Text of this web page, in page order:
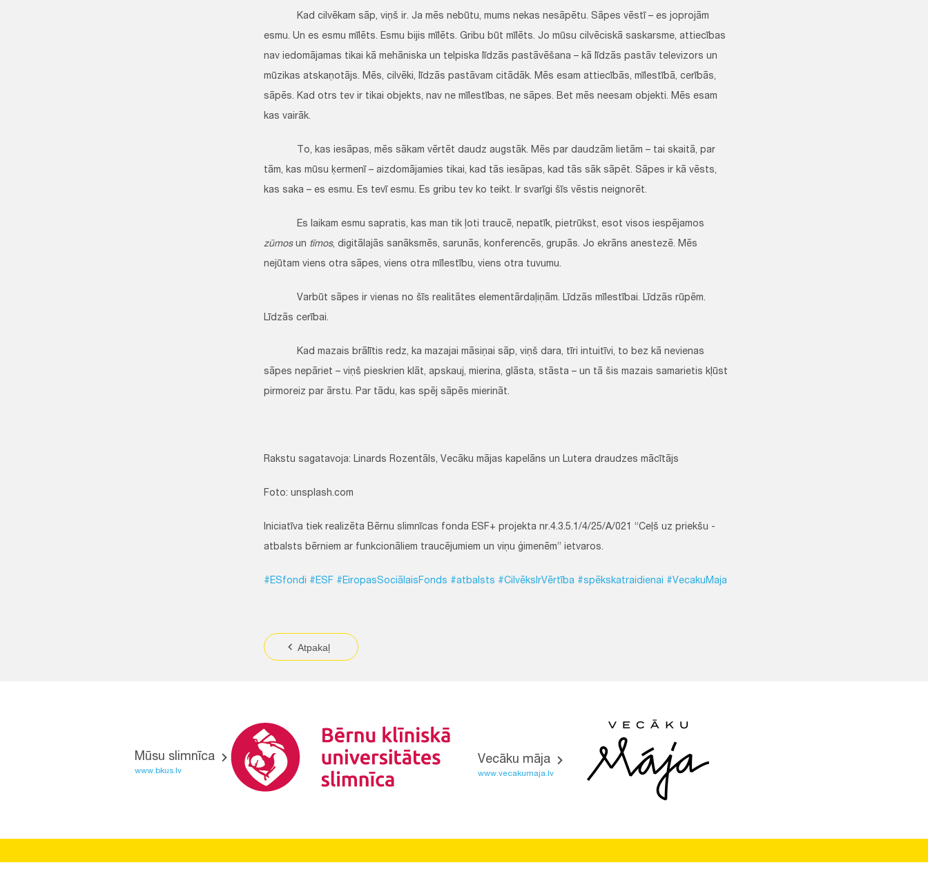
Kad cilvēkam sāp, viņš ir. Ja mēs nebūtu, mums nekas nesāpētu. Sāpes vēstī – es joprojām
esmu. Un es esmu mīlēts. Esmu bijis mīlēts. Gribu būt mīlēts. Jo mūsu cilvēciskā saskarsme, attiecības
nav iedomājamas tikai kā mehāniska un telpiska līdzās pastāvēšana – kā līdzās pastāv televizors un
mūzikas atskaņotājs. Mēs, cilvēki, līdzās pastāvam citādāk. Mēs esam attiecībās, mīlestībā, cerībās,
sāpēs. Kad otrs tev ir tikai objekts, nav ne mīlestības, ne sāpes. Bet mēs neesam objekti. Mēs esam
kas vairāk.
To, kas iesāpas, mēs sākam vērtēt daudz augstāk. Mēs par daudzām lietām – tai skaitā, par
tām, kas mūsu ķermenī – aizdomājamies tikai, kad tās iesāpas, kad tās sāk sāpēt. Sāpes ir kā vēsts,
kas saka – es esmu. Es tevī esmu. Es gribu tev ko teikt. Ir svarīgi šīs vēstis neignorēt.
Es laikam esmu sapratis, kas man tik ļoti traucē, nepatīk, pietrūkst, esot visos iespējamos
zūmosun tīmos, digitālajās sanāksmēs, sarunās, konferencēs, grupās. Jo ekrāns anestezē. Mēs
nejūtam viens otra sāpes, viens otra mīlestību, viens otra tuvumu.
Varbūt sāpes ir vienas no šīs realitātes elementārdaļiņām. Līdzās mīlestībai. Līdzās rūpēm.
Līdzās cerībai.
Kad mazais brālītis redz, ka mazajai māsiņai sāp, viņš dara, tīri intuitīvi, to bez kā nevienas
sāpes nepāriet – viņš pieskrien klāt, apskauj, mierina, glāsta, stāsta – un tā šis mazais samarietis kļūst
pirmoreiz par ārstu. Par tādu, kas spēj sāpēs mierināt.
Rakstu sagatavoja: Linards Rozentāls, Vecāku mājas kapelāns un Lutera draudzes mācītājs
Foto: unsplash.com
Iniciatīva tiek realizēta Bērnu slimnīcas fonda ESF+ projekta nr.4.3.5.1/4/25/A/021 “Ceļš uz priekšu -
atbalsts bērniem ar funkcionāliem traucējumiem un viņu ģimenēm” ietvaros.
#ESfondi #ESF #EiropasSociālaisFonds #atbalsts #CilvēksIrVērtība #spēkskatraidienai #VecakuMaja
Atpakaļ
Mūsu slimnīca
www.bkus.lv
Vecāku māja
www.vecakumaja.lv